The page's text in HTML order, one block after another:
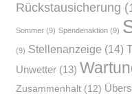
Rückstausicherung
Sommer(9) Spendenaktion(9)
(9) Stellenanzeige (14)
Unwetter(13)
Zusammenhalt(12)